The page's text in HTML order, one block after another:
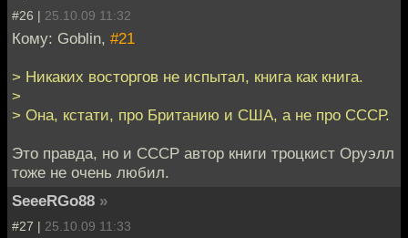
#26 | 25.10.09 11:32
Кому: Goblin, #21
> Никаких восторгов не испытал, книга как книга.
>
> Она, кстати, про Британию и США, а не про СССР.
Это правда, но и СССР автор книги троцкист Оруэлл
тоже не очень любил.
SeeeRGo88 »
#27 | 25.10.09 11:33